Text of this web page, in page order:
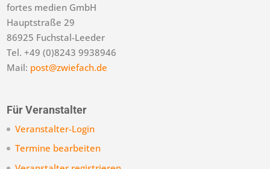
fortes medien GmbH
Hauptstraße 29
86925 Fuchstal-Leeder
Tel. +49 (0)8243 9938946
Mail: post@zwiefach.de
Für Veranstalter
Veranstalter-Login
Termine bearbeiten